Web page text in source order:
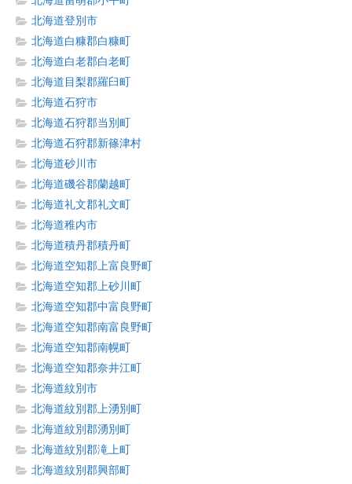
北海道登別市
北海道白糠郡白糠町
北海道白老郡白老町
北海道目梨郡羅臼町
北海道石狩市
北海道石狩郡当別町
北海道石狩郡新篠津村
北海道砂川市
北海道磯谷郡蘭越町
北海道礼文郡礼文町
北海道稚内市
北海道積丹郡積丹町
北海道空知郡上富良野町
北海道空知郡上砂川町
北海道空知郡中富良野町
北海道空知郡南富良野町
北海道空知郡南幌町
北海道空知郡奈井江町
北海道紋別市
北海道紋別郡上湧別町
北海道紋別郡湧別町
北海道紋別郡滝上町
北海道紋別郡興部町